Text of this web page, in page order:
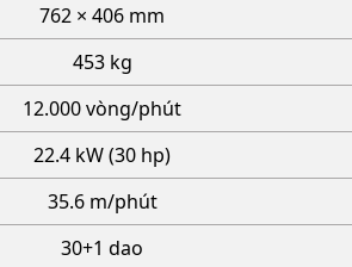
762 × 406 mm
453 kg
12.000 vòng/phút
22.4 kW (30 hp)
35.6 m/phút
30+1 dao